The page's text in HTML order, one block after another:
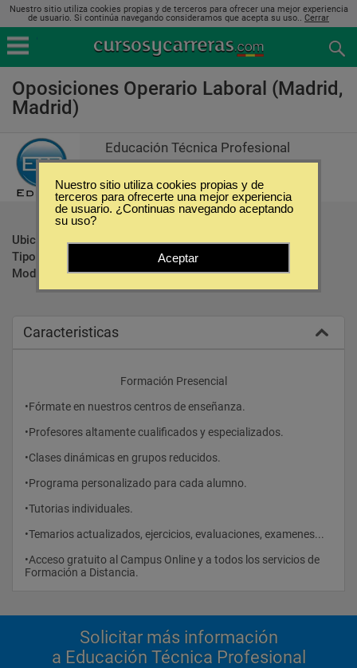
Nuestro sitio utiliza cookies propias y de terceros para ofrecer una mejor experiencia
de usuario. Si continúa navegando consideramos que acepta su uso.. Cerrar
Oposiciones Operario Laboral (Madrid,
Madrid)
Educación Técnica Profesional
Ubicación:
Madrid - Madrid
Tipo:
Oposiciones
Modalidad:
Presencial
Caracteristicas
					Formación Presencial
•Fórmate en nuestros centros de enseñanza.
•Profesores altamente cualificados y especializados.
•Clases dinámicas en grupos reducidos.
•Programa personalizado para cada alumno.
•Tutorias individuales.
•Temarios actualizados, ejercicios, evaluaciones, examenes...
•Acceso gratuito al Campus Online y a todos los servicios de
Solicitar más información
a Educación Técnica Profesional
Nuestro sitio utiliza cookies propias y de
terceros para ofrecerte una mejor experiencia
de usuario. ¿Continuas navegando aceptando
su uso?
Aceptar